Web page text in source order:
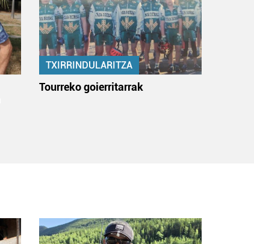
TXIRRINDULARITZA
Tourreko goierritarrak